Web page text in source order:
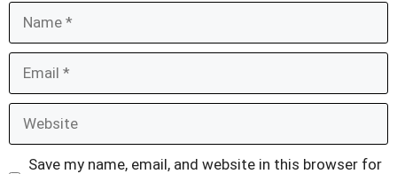
Save my name, email, and website in this browser for